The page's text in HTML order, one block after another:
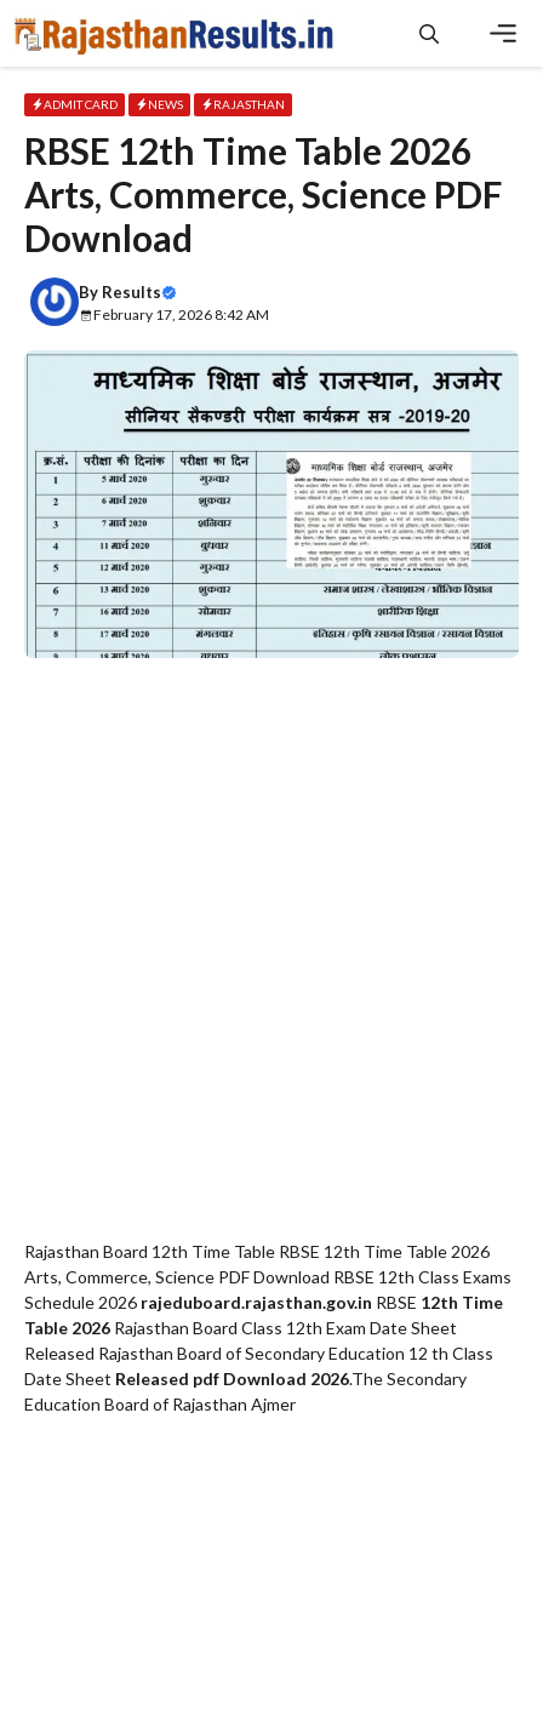
content
ADMIT CARD NEWS RAJASTHAN
RBSE 12th Time Table 2026
Arts, Commerce, Science PDF
Download
By Results
February 17, 2026 8:42 AM
Rajasthan Board 12th Time Table RBSE 12th Time Table 2026
Arts, Commerce, Science PDF Download RBSE 12th Class Exams
Schedule 2026 rajeduboard.rajasthan.gov.in RBSE 12th Time
Table 2026 Rajasthan Board Class 12th Exam Date Sheet
Released Rajasthan Board of Secondary Education 12 th Class
Date Sheet Released pdf Download 2026.The Secondary
Education Board of Rajasthan Ajmer